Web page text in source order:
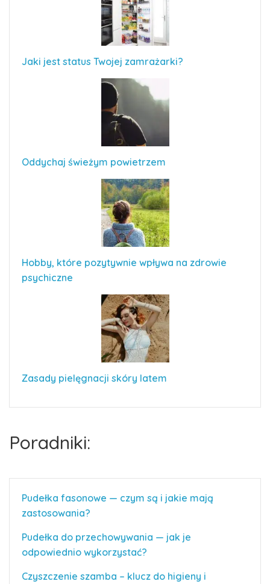
Jaki jest status Twojej zamrażarki?
Oddychaj świeżym powietrzem
Hobby, które pozytywnie wpływa na zdrowie
psychiczne
Zasady pielęgnacji skóry latem
Poradniki:
Pudełka fasonowe — czym są i jakie mają
zastosowania?
Pudełka do przechowywania — jak je
odpowiednio wykorzystać?
Czyszczenie szamba – klucz do higieny i